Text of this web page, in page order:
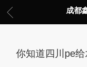
成都
你知道四川pe